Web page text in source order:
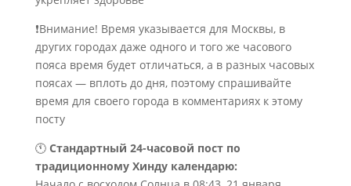
❗Внимание! Время указывается для Москвы, в
других городах даже одного и того же часового
пояса время будет отличаться, а в разных часовых
поясах — вплоть до дня, поэтому спрашивайте
время для своего города в комментариях к этому
посту
🕚 Стандартный 24-часовой пост по
традиционному Хинду календарю: